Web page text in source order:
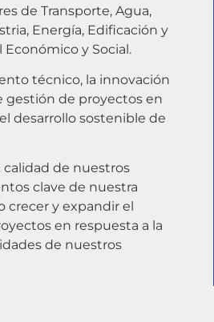
de Transporte, Agua,
Energía, Edificación y
y Social.
técnico, la innovación
gestión de proyectos en
desarrollo sostenible de
calidad de nuestros
clave de nuestra
y expandir el
en respuesta a la
de nuestros